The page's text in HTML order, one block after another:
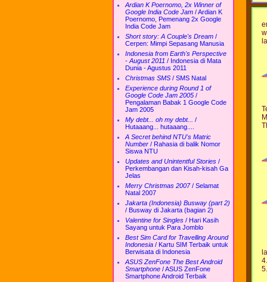
Ardian K Poernomo, 2x Winner of
Google India Code Jam /Ardian K
Poernomo, Pemenang 2x Google
India Code Jam
Short story: A Couple's Dream /
Cerpen: Mimpi Sepasang Manusia
Indonesia from Earth's Perspective
- August 2011 / Indonesia di Mata
Dunia - Agustus 2011
Christmas SMS / SMS Natal
Experience during Round 1 of
Google Code Jam 2005 /
Pengalaman Babak 1 Google Code
Jam 2005
My debt... oh my debt...
/
Hutaaang... hutaaang....
A Secret behind NTU's Matric
Number / Rahasia di balik Nomor
Siswa NTU
Updates and Unintentful Stories /
Perkembangan dan Kisah-kisah Ga
Jelas
Merry Christmas 2007/ Selamat
Natal 2007
Jakarta (Indonesia) Busway (part 2)
/ Busway di Jakarta (bagian 2)
Valentine for Singles / Hari Kasih
Sayang untuk Para Jomblo
Best Sim Card for Travelling Around
Indonesia / Kartu SIM Terbaik untuk
Berwisata di Indonesia
ASUS ZenFone The Best Android
Smartphone /ASUS ZenFone
Smartphone Android Terbaik